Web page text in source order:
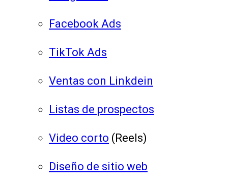
Facebook Ads
TikTok Ads
Ventas con Linkdein
Listas de prospectos
Video corto (Reels)
Diseño de sitio web